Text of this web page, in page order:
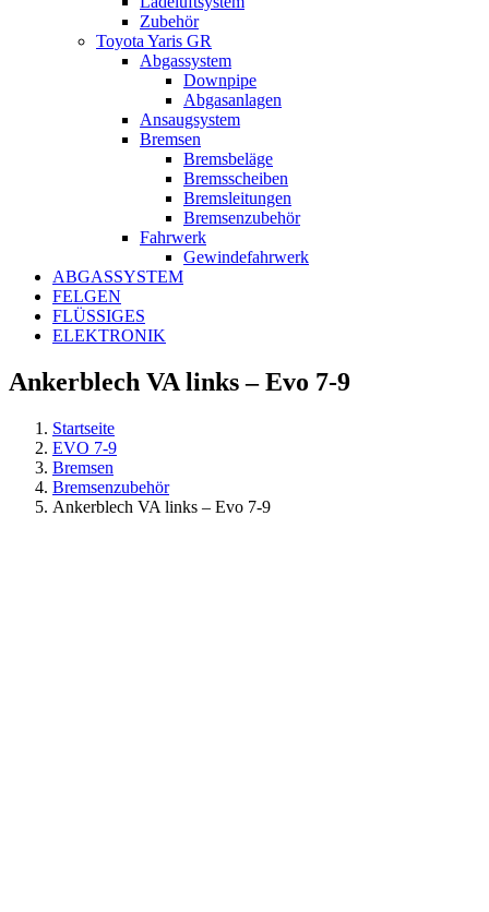
Zubehör
Toyota Yaris GR
Abgassystem
Downpipe
Abgasanlagen
Ansaugsystem
Bremsen
Bremsbeläge
Bremsscheiben
Bremsleitungen
Bremsenzubehör
Fahrwerk
Gewindefahrwerk
ABGASSYSTEM
FELGEN
FLÜSSIGES
ELEKTRONIK
Ankerblech VA links – Evo 7-9
Startseite
EVO 7-9
Bremsen
Bremsenzubehör
Ankerblech VA links – Evo 7-9